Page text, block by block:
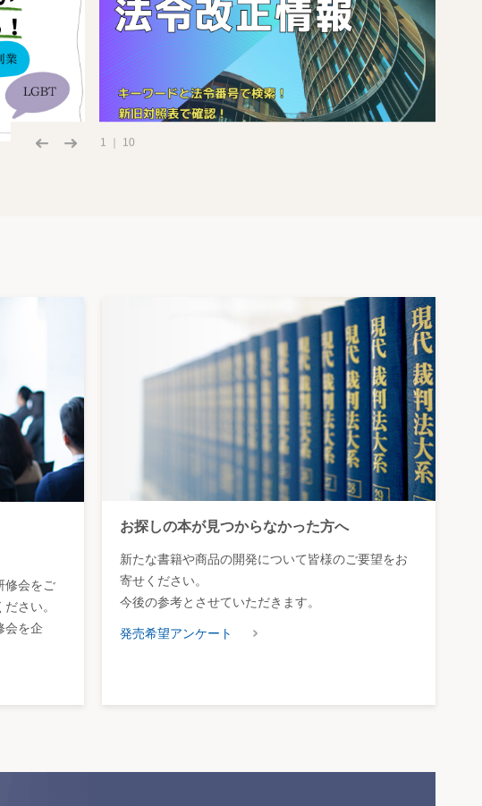
1 ｜ 10
修会をご
さい。
会を企
お探しの本が見つからなかった方へ
新たな書籍や商品の開発について皆様のご要望をお
寄せください。
今後の参考とさせていただきます。
発売希望アンケート